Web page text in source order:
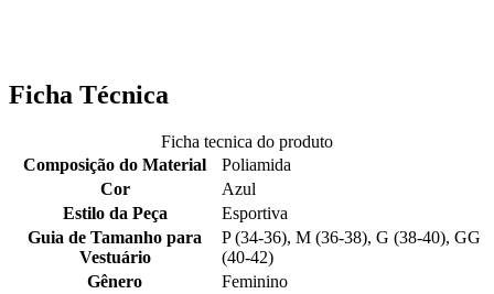
Ficha Técnica
Ficha tecnica do produto
Composição do Material
Poliamida
Cor
Azul
Estilo da Peça
Esportiva
Guia de Tamanho para
Vestuário
P (34-36), M (36-38), G (38-40), GG
(40-42)
Gênero
Feminino